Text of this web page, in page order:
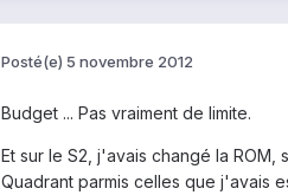
Posté(e) 5 novembre 2012
Budget ... Pas vraiment de limite.
Et sur le S2, j'avais changé la
Quadrant parmis celles que j'avais